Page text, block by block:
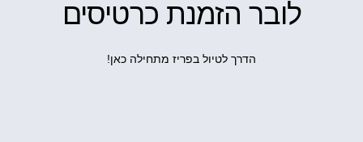
לובר הזמנת כרטיסים
הדרך לטיול בפריז מתחילה כאן!